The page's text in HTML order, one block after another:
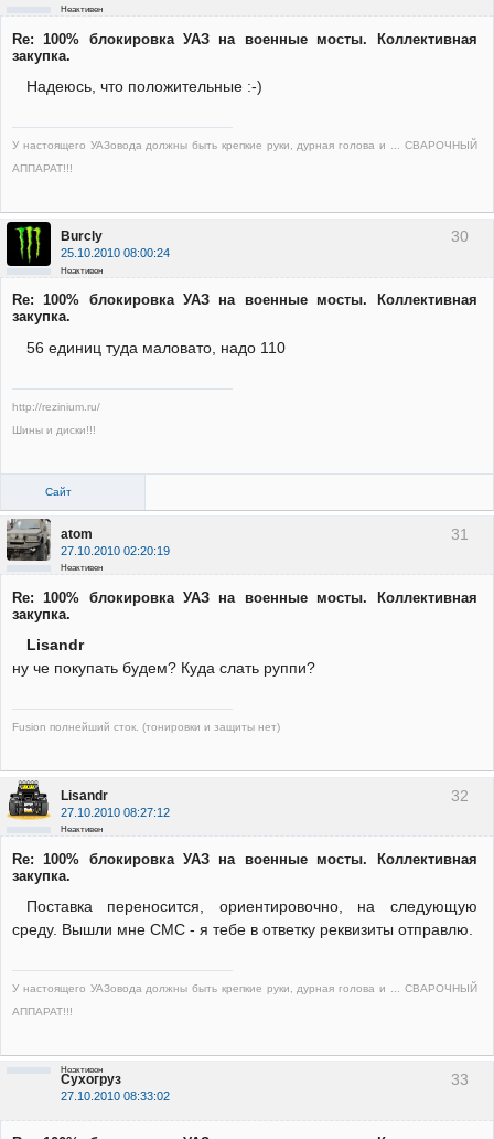
Неактивен
Re: 100% блокировка УАЗ на военные мосты. Коллективная
закупка.
Надеюсь, что положительные :-)
У настоящего УАЗовода должны быть крепкие руки, дурная голова и ... СВАРОЧНЫЙ
АППАРАТ!!!
30
Burcly
25.10.2010 08:00:24
Неактивен
Re: 100% блокировка УАЗ на военные мосты. Коллективная
закупка.
56 единиц туда маловато, надо 110
http://rezinium.ru/
Шины и диски!!!
Сайт
31
atom
27.10.2010 02:20:19
Неактивен
Re: 100% блокировка УАЗ на военные мосты. Коллективная
закупка.
Lisandr
ну че покупать будем? Куда слать руппи?
Fusion полнейший сток. (тонировки и защиты нет)
32
Lisandr
27.10.2010 08:27:12
Неактивен
Re: 100% блокировка УАЗ на военные мосты. Коллективная
закупка.
Поставка переносится, ориентировочно, на следующую
среду. Вышли мне СМС - я тебе в ответку реквизиты отправлю.
У настоящего УАЗовода должны быть крепкие руки, дурная голова и ... СВАРОЧНЫЙ
АППАРАТ!!!
33
Сухогруз
27.10.2010 08:33:02
Неактивен